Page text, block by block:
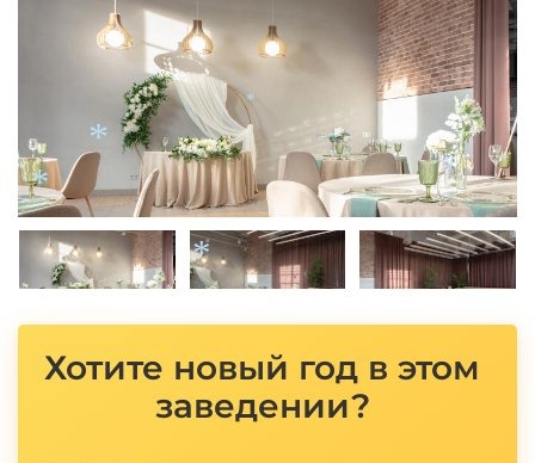
Хотите новый год в этом
заведении?
*
*
*
*